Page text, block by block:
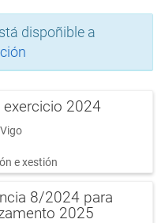
dispoñible a
exercicio 2024
e xestión
8/2024 para
2025